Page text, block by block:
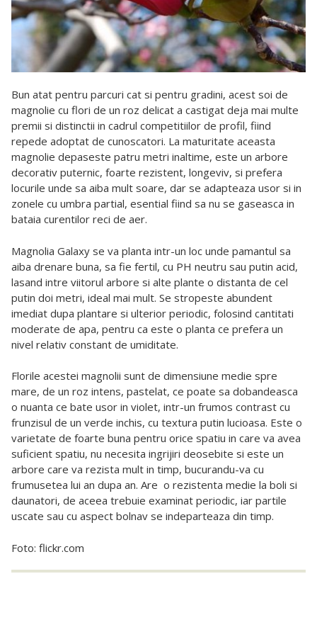
Bun atat pentru parcuri cat si pentru gradini, acest soi de
magnolie cu flori de un roz delicat a castigat deja mai multe
premii si distinctii in cadrul competitiilor de profil, fiind
repede adoptat de cunoscatori. La maturitate aceasta
magnolie depaseste patru metri inaltime, este un arbore
decorativ puternic, foarte rezistent, longeviv, si prefera
locurile unde sa aiba mult soare, dar se adapteaza usor si in
zonele cu umbra partial, esential fiind sa nu se gaseasca in
bataia curentilor reci de aer.
Magnolia Galaxy se va planta intr-un loc unde pamantul sa
aiba drenare buna, sa fie fertil, cu PH neutru sau putin acid,
lasand intre viitorul arbore si alte plante o distanta de cel
putin doi metri, ideal mai mult. Se stropeste abundent
imediat dupa plantare si ulterior periodic, folosind cantitati
moderate de apa, pentru ca este o planta ce prefera un
nivel relativ constant de umiditate.
Florile acestei magnolii sunt de dimensiune medie spre
mare, de un roz intens, pastelat, ce poate sa dobandeasca
o nuanta ce bate usor in violet, intr-un frumos contrast cu
frunzisul de un verde inchis, cu textura putin lucioasa. Este o
varietate de foarte buna pentru orice spatiu in care va avea
suficient spatiu, nu necesita ingrijiri deosebite si este un
arbore care va rezista mult in timp, bucurandu-va cu
frumusetea lui an dupa an. Are o rezistenta medie la boli si
daunatori, de aceea trebuie examinat periodic, iar partile
uscate sau cu aspect bolnav se indeparteaza din timp.
Foto: flickr.com